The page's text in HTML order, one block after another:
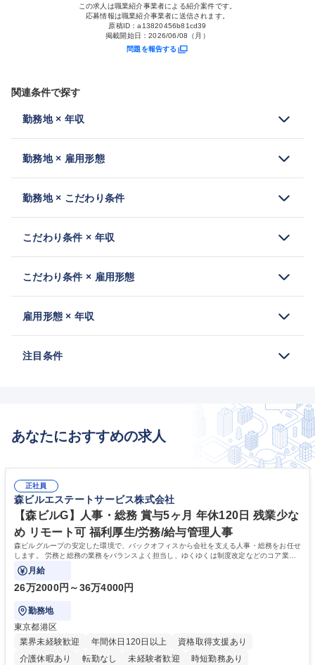
この求人は職業紹介事業者による紹介案件です。
応募情報は職業紹介事業者に送信されます。
原稿ID：a13820456b81cd39
掲載開始日：2026/06/08（月）
問題を報告する
関連条件で探す
勤務地 × 年収
勤務地 × 雇用形態
勤務地 × こだわり条件
こだわり条件 × 年収
こだわり条件 × 雇用形態
雇用形態 × 年収
注目条件
あなたにおすすめの求人
正社員
森ビルエステートサービス株式会社
【森ビルG】人事・総務 賞与5ヶ月 年休120日 残業少な
め リモート可 福利厚生/労務/給与管理人事
森ビルグループの安定した環境で、バックオフィスから会社を支える人事・総務をお任せ
します。 労務と総務の業務をバランスよく担当し、ゆくゆくは制度改定などのコア業務
にも挑戦できる、やりがいある環境です。
月給
26万2000円～36万4000円
勤務地
東京都港区
業界未経験歓迎
年間休日120日以上
資格取得支援あり
介護休暇あり
転勤なし 未経験者歓迎
時短勤務あり